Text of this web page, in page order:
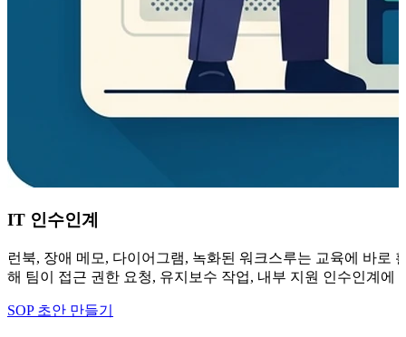
IT 인수인계
런북, 장애 메모, 다이어그램, 녹화된 워크스루는 교육에 바로
해 팀이 접근 권한 요청, 유지보수 작업, 내부 지원 인수인계에
SOP 초안 만들기